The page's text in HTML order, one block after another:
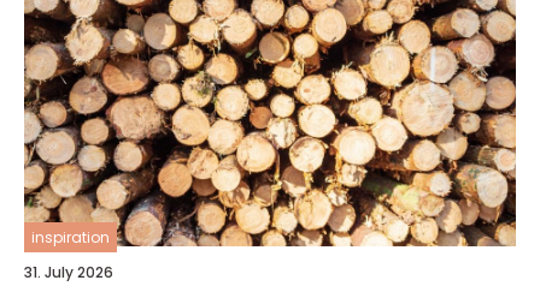
inspiration
31. July 2026